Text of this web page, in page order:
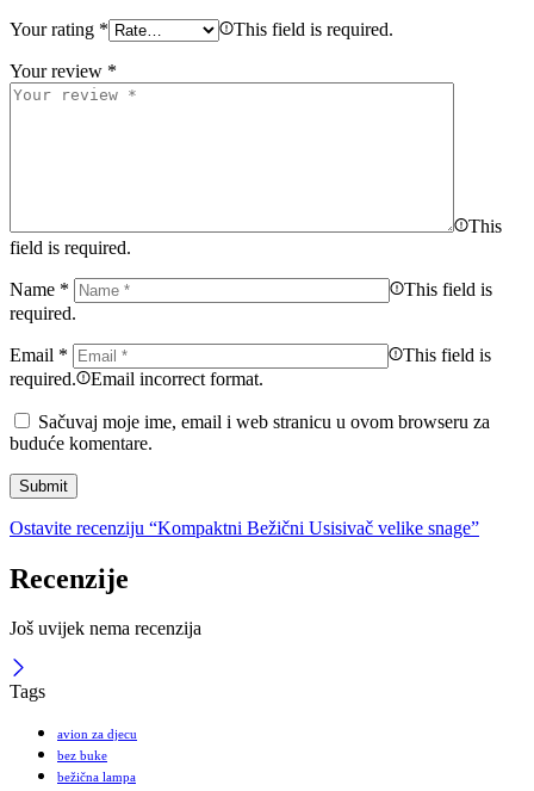
Your rating * This field is required.
Your review *
This
field is required.
Name *
This field is
required.
Email *
This field is
required.
Email incorrect format.
Sačuvaj moje ime, email i web stranicu u ovom browseru za
buduće komentare.
Ostavite recenziju “Kompaktni Bežični Usisivač velike snage”
Recenzije
Još uvijek nema recenzija
Tags
avion za djecu
bez buke
bežična lampa